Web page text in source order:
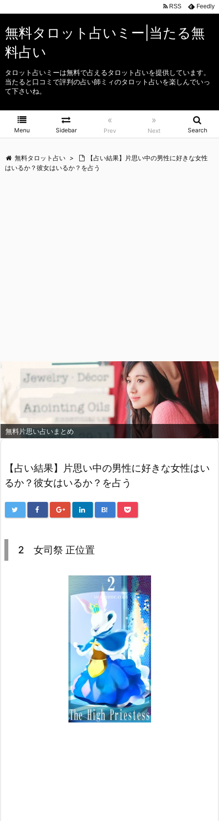
無料タロット占いミー|当たる無
料占い
タロット占いミーは無料で占えるタロット占いを提供しています。
当たると口コミで評判の占い師ミィのタロット占いを楽しんでいっ
て下さいね。
Menu Sidebar
«
Prev
»
Next Search
RSS Feedly
無料タロット占い >
【占い結果】片思い中の男性に好きな女性
はいるか？彼女はいるか？を占う
無料恋愛占いまとめ
【占い結果】片思い中の男性に好きな女性はい
るか？彼女はいるか？を占う
B!
2 女司祭 正位置